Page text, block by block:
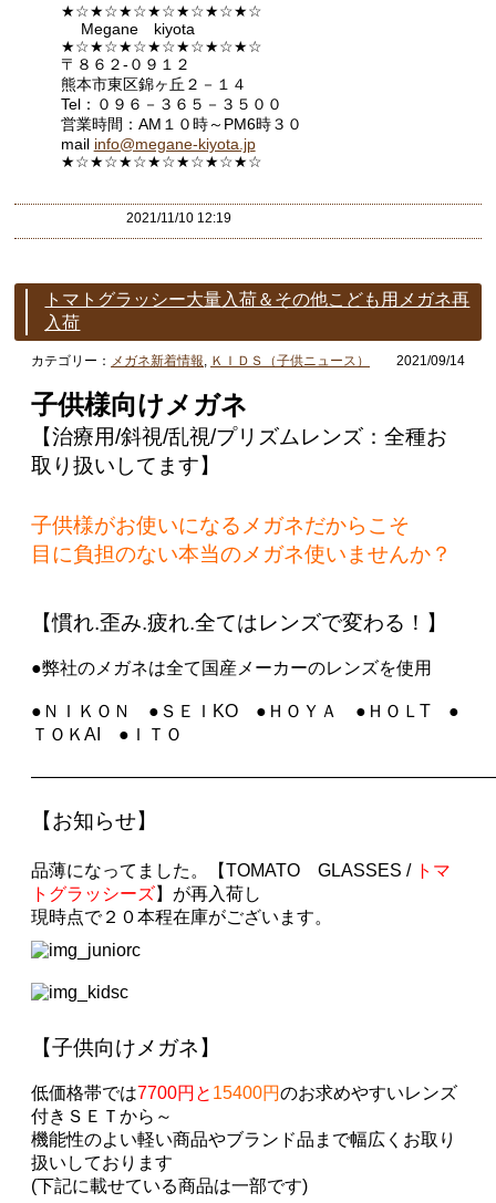
★☆★☆★☆★☆★☆★☆★☆
Megane kiyota
★☆★☆★☆★☆★☆★☆★☆
〒８６２-０９１２
熊本市東区錦ヶ丘２－１４
Tel：０９６－３６５－３５００
営業時間：AM１０時～PM6時３０
mail info@megane-kiyota.jp
★☆★☆★☆★☆★☆★☆★☆
2021/11/10 12:19
トマトグラッシー大量入荷＆その他こども用メガネ再
入荷
カテゴリー： メガネ新着情報, ＫＩＤＳ（子供ニュース） 2021/09/14
子供様向けメガネ
【治療用/斜視/乱視/プリズムレンズ：全種お
取り扱いしてます】
子供様がお使いになるメガネだからこそ
目に負担のない本当のメガネ使いませんか？
【慣れ.歪み.疲れ.全てはレンズで変わる！】
●弊社のメガネは全て国産メーカーのレンズを使用
●ＮＩＫＯＮ ●ＳＥＩKO ●ＨＯＹＡ ●ＨＯＬT ●
ＴＯＫAI ●ＩＴＯ
【お知らせ】
品薄になってました。 【TOMATO GLASSES/ トマ
トグラッシーズ】 が再入荷し
現時点で２０本程在庫がございます。
【子供向けメガネ】
低価格帯では7700円と 15400円のお求めやすいレンズ
付きＳＥＴから～
機能性のよい軽い商品やブランド品まで幅広くお取り
扱いしております
(下記に載せている商品は一部です)